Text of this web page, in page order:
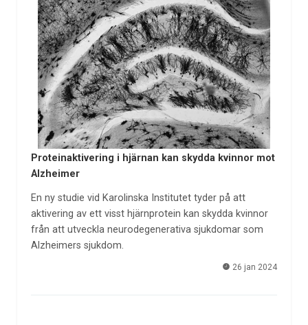
Proteinaktivering i hjärnan kan skydda kvinnor mot
Alzheimer
En ny studie vid Karolinska Institutet tyder på att
aktivering av ett visst hjärnprotein kan skydda kvinnor
från att utveckla neurodegenerativa sjukdomar som
Alzheimers sjukdom.
26 jan 2024